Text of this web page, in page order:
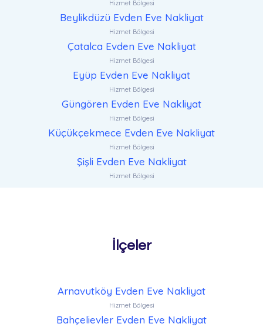
Hizmet Bölgesi
Beylikdüzü Evden Eve Nakliyat
Hizmet Bölgesi
Çatalca Evden Eve Nakliyat
Hizmet Bölgesi
Eyüp Evden Eve Nakliyat
Hizmet Bölgesi
Güngören Evden Eve Nakliyat
Hizmet Bölgesi
Küçükçekmece Evden Eve Nakliyat
Hizmet Bölgesi
Şişli Evden Eve Nakliyat
Hizmet Bölgesi
İlçeler
Arnavutköy Evden Eve Nakliyat
Hizmet Bölgesi
Bahçelievler Evden Eve Nakliyat